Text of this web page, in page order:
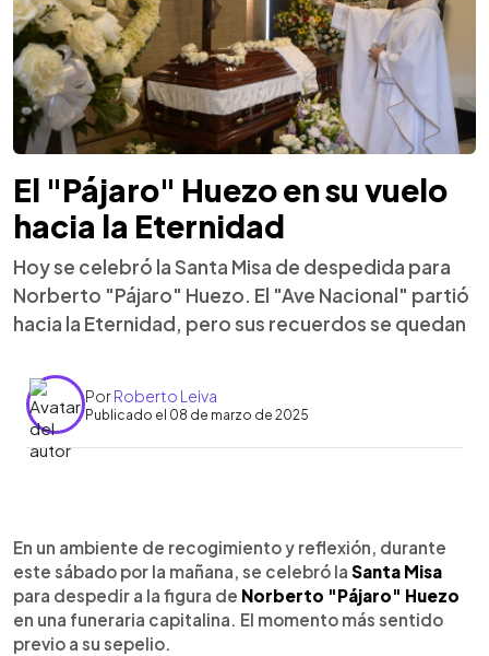
El "Pájaro" Huezo en su vuelo
hacia la Eternidad
Hoy se celebró la Santa Misa de despedida para
Norberto "Pájaro" Huezo. El "Ave Nacional" partió
hacia la Eternidad, pero sus recuerdos se quedan
PorRoberto Leiva
Publicado el 08 de marzo de 2025
Escuchar artículo
En un ambiente de recogimiento y reflexión, durante
este sábado por la mañana, se celebró la Santa Misa
para despedir a la figura de Norberto "Pájaro" Huezo
en una funeraria capitalina. El momento más sentido
previo a su sepelio.